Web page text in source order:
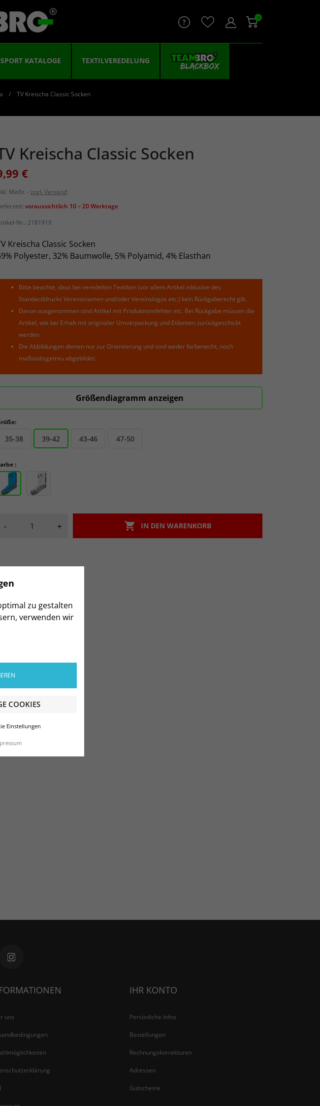
zu gestalten
verwenden wir
COOKIES
Einstellungen
0
KATALOGE TEXTILVEREDELUNG
TV Kreischa Classic Socken
Kreischa Classic Socken
€
MwSt.
zzgl. Versand
voraussichtlich 10 – 20 Werktage
Nr.: 2181919
Kreischa Classic Socken
Polyester, 32% Baumwolle, 5% Polyamid, 4% Elasthan
Bitte beachte, dass bei veredelten Textilien (vor allem Artikel inklusive des
Standarddrucks Vereinsnamen und/oder Vereinslogos etc.) kein Rückgaberecht gilt.
Davon ausgenommen sind Artikel mit Produktionsfehler etc. Bei Rückgabe müssen die
Artikel, wie bei Erhalt mit originaler Umverpackung und Etiketten zurückgeschickt
werden.
Die Abbildungen dienen nur zur Orientierung und sind weder farbenecht, noch
maßstabsgetreu abgebildet.
Größendiagramm anzeigen
35-38 39-42 43-46 47-50
:
- +  IN DEN WARENKORB
uns
IHR KONTO
Persönliche Infos
Bestellungen
Rechnungskorrekturen
Adressen
Gutscheine